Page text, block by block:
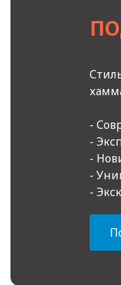
-
-
-
-
-